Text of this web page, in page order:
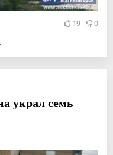
19 0
украл семь